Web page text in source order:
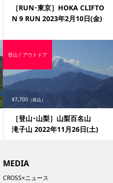
［RUN･東京］HOKA CLIFTO
N 9 RUN 2023年2月10日(金)
¥7,700 （税込）
［登山･山梨］山梨百名山
滝子山 2022年11月26日(土)
登山 / アウトドア
MEDIA
CROSS×ニュース